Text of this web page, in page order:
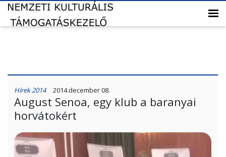
Hírek 2014 2014.december 08.
August Senoa, egy klub a baranyai
horvátokért